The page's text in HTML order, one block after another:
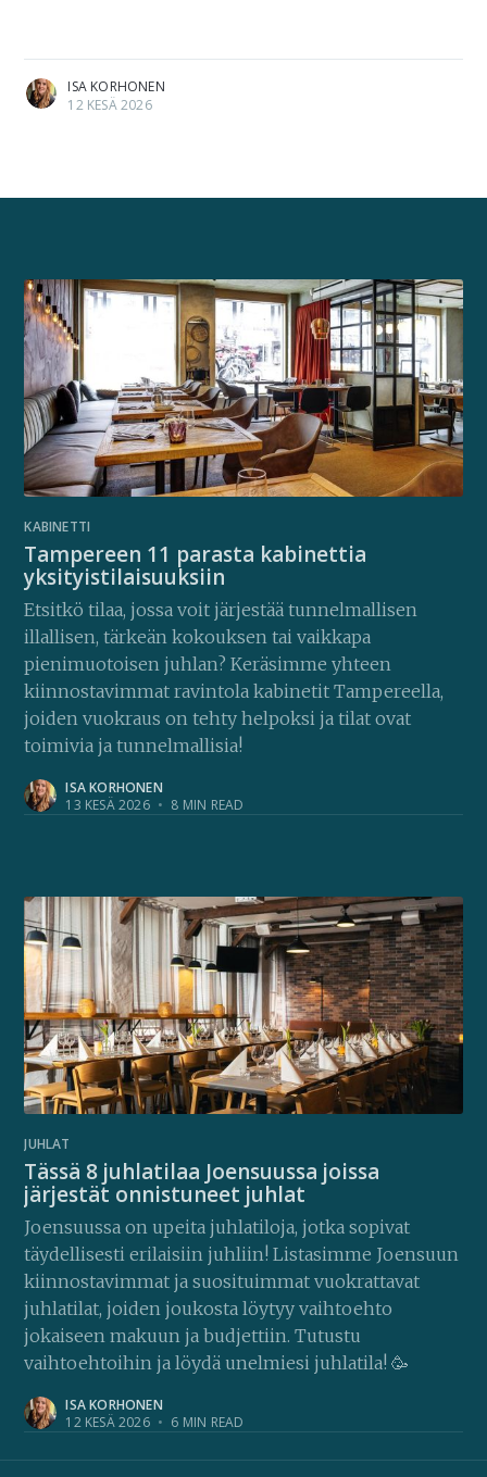
ISA KORHONEN
12 KESÄ 2026
KABINETTI
Tampereen 11 parasta kabinettia
yksityistilaisuuksiin
Etsitkö tilaa, jossa voit järjestää tunnelmallisen
illallisen, tärkeän kokouksen tai vaikkapa
pienimuotoisen juhlan? Keräsimme yhteen
kiinnostavimmat ravintola kabinetit Tampereella,
joiden vuokraus on tehty helpoksi ja tilat ovat
toimivia ja tunnelmallisia!
ISA KORHONEN
13 KESÄ 2026 • 8 MIN READ
JUHLAT
Tässä 8 juhlatilaa Joensuussa joissa
järjestät onnistuneet juhlat
Joensuussa on upeita juhlatiloja, jotka sopivat
täydellisesti erilaisiin juhliin! Listasimme Joensuun
kiinnostavimmat ja suosituimmat vuokrattavat
juhlatilat, joiden joukosta löytyy vaihtoehto
jokaiseen makuun ja budjettiin. Tutustu
vaihtoehtoihin ja löydä unelmiesi juhlatila! 🥳
ISA KORHONEN
12 KESÄ 2026 • 6 MIN READ